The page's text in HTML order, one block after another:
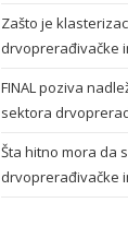
Zašto je
drvoprerađivačke
FINAL poziva
sektora
Šta hitno mora da
drvoprerađivačke